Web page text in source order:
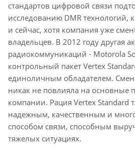
стандартов цифровой связи
исследованию DMR технологий,
и сейчас, хотя компания уже
владельцев. В 2012 году другая
радиокоммуникаций - Motorola
контрольный пакет Vertex
единоличным обладателем.
никак не повлияла на основные
компании. Рация Vertex Standard
надежным, качественным и
способом связи, способным
тяжелых ситуациях.